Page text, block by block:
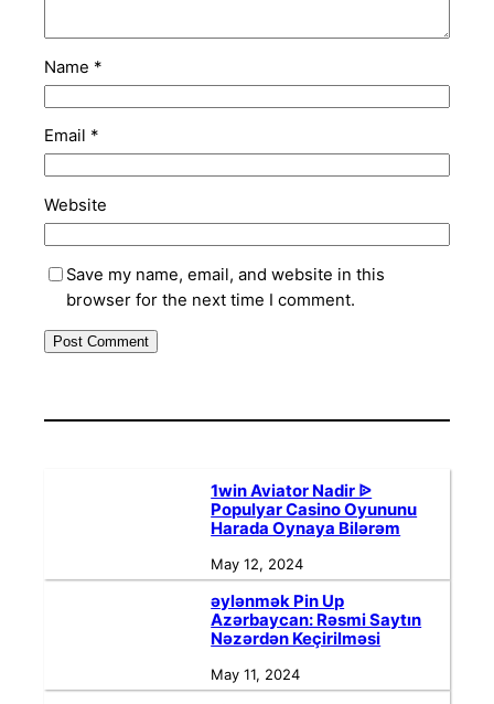
Name *
Email *
Website
Save my name, email, and website in this
browser for the next time I comment.
1win Aviator Nadir ᐉ
Populyar Casino Oyununu
Harada Oynaya Bilərəm
May 12, 2024
əylənmək Pin Up
Azərbaycan: Rəsmi Saytın
Nəzərdən Keçirilməsi
May 11, 2024